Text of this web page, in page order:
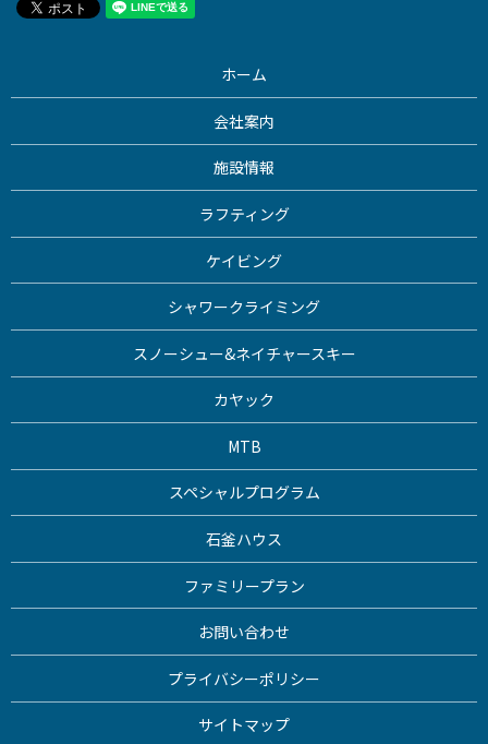
ホーム
会社案内
施設情報
ラフティング
ケイビング
シャワークライミング
スノーシュー&ネイチャースキー
カヤック
MTB
スペシャルプログラム
石釜ハウス
ファミリープラン
お問い合わせ
プライバシーポリシー
サイトマップ